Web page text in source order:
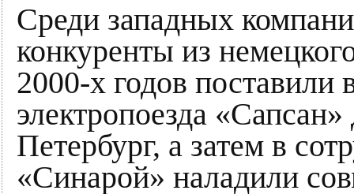
Среди западных
конкуренты из
2000-х годов поставили
электропоезда
Петербург, а затем в
«Синарой» наладили